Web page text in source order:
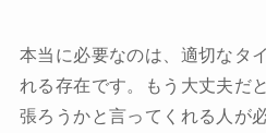
本当に必要なのは、適切なタ
れる存在です。もう大丈夫だ
張ろうかと言ってくれる人が